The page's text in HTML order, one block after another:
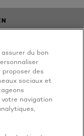
IT
du bon
des
sociaux et
navigation